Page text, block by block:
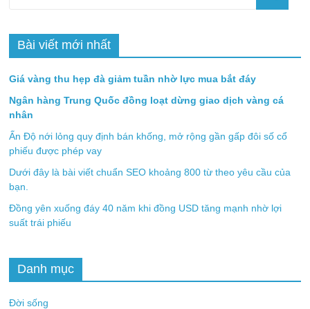
Bài viết mới nhất
Giá vàng thu hẹp đà giảm tuần nhờ lực mua bắt đáy
Ngân hàng Trung Quốc đồng loạt dừng giao dịch vàng cá
nhân
Ấn Độ nới lỏng quy định bán khống, mở rộng gần gấp đôi số cổ
phiếu được phép vay
Dưới đây là bài viết chuẩn SEO khoảng 800 từ theo yêu cầu của
bạn.
Đồng yên xuống đáy 40 năm khi đồng USD tăng mạnh nhờ lợi
suất trái phiếu
Danh mục
Đời sống